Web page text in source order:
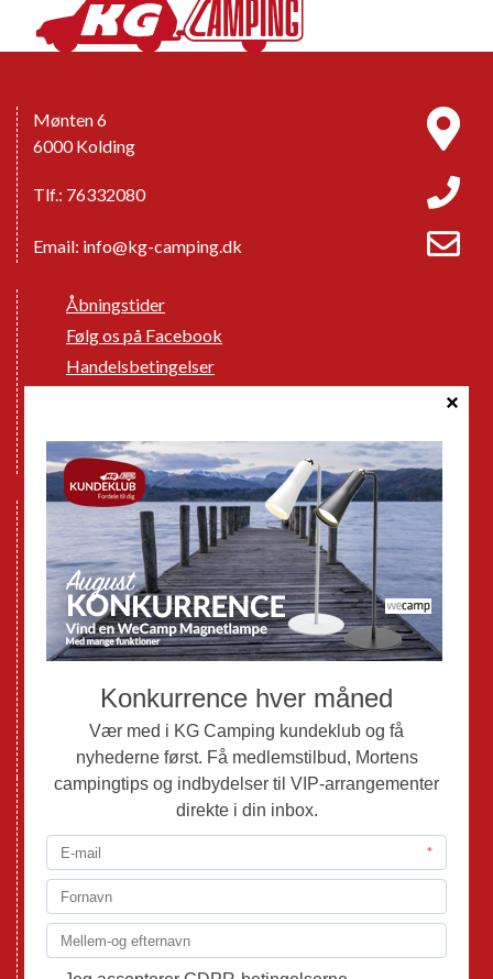
Mønten 6
6000 Kolding
Tlf.: 76332080
Email: info@kg-camping.dk
Åbningstider
Følg os på Facebook
Handelsbetingelser
GPDR - Optagelse af foto og video
Nye Campingvogne
Nye Autocampere og Vans
Brugte Campingvogne
Brugte Autocampere og Vans
Webshop
Mortens Campingtips
KG Camping Kundeklub
Nyheder
Adria
Adria Autocampere
Eriba
Fendt
Hobby